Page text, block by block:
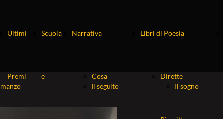
Il seguito Il sogno
Ultimi
Premi
Scuola
e
Narrativa
Cosa
Libri di Poesia
Dirette